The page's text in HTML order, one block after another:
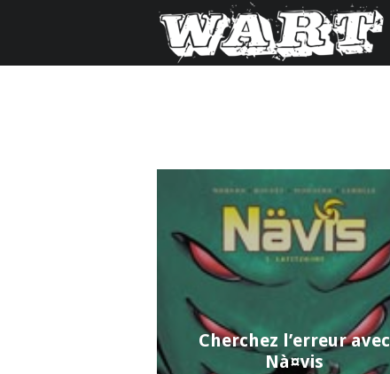
Cherchez l’erreur avec
Nà¤vis